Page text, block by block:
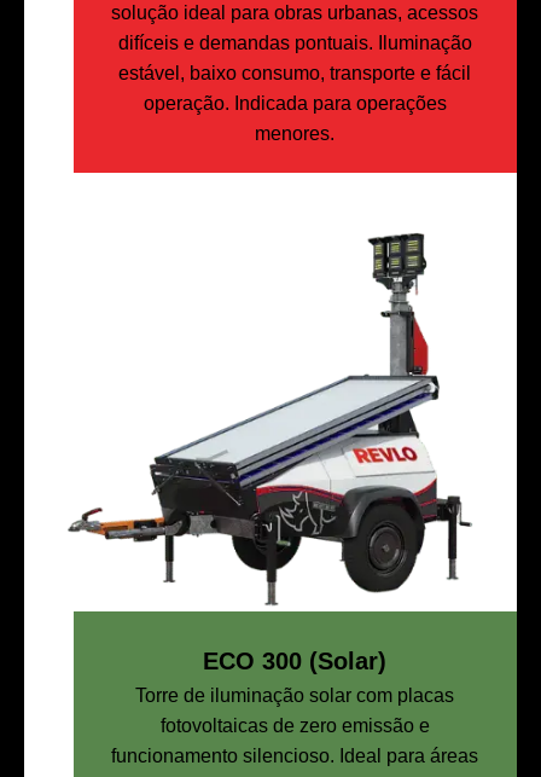
solução ideal para obras urbanas, acessos
difíceis e demandas pontuais. Iluminação
estável, baixo consumo, transporte e fácil
operação. Indicada para operações
menores.
ECO 300 (Solar)
Torre de iluminação solar com placas
fotovoltaicas de zero emissão e
funcionamento silencioso. Ideal para áreas